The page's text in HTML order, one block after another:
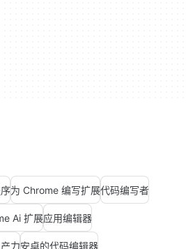
为 Chrome 编写扩展代码编写者
Ai 扩展应用编辑器
力安卓的代码编辑器